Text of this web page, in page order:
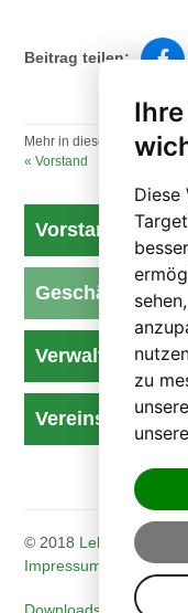
Diese
zu
Beitrag teilen:
Mehr in dieser Kategorie:
« Vorstand
Vorstand
© 2018 Lebenshilfe
Impressum
Cookies
Downloads Kontakte